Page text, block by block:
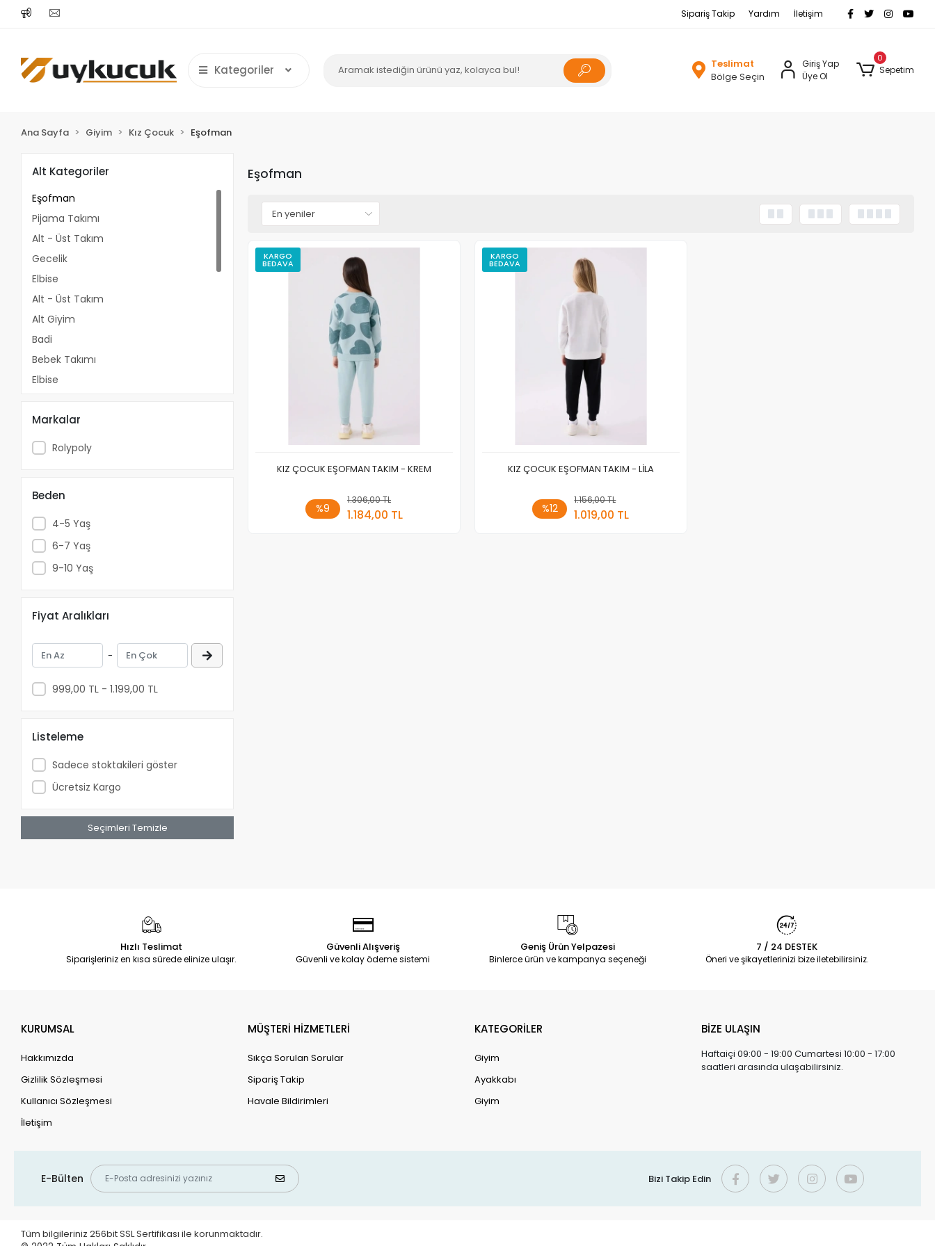
Sipariş Takip Yardım İletişim
Kategoriler
Teslimat
Bölge Seçin
Giriş Yap
Üye Ol
0
Sepetim
Ana Sayfa Giyim Kız Çocuk Eşofman
Alt Kategoriler
Eşofman
Pijama Takımı
Alt - Üst Takım
Gecelik
Elbise
Alt - Üst Takım
Alt Giyim
Badi
Bebek Takımı
Elbise
Eşofman Altı
Eşofman Takımı
Hırka
Pijama
Pijama Takımı
Sweatshirt
Tulum
Markalar
Rolypoly
Beden
4-5 Yaş
6-7 Yaş
9-10 Yaş
Fiyat Aralıkları
-
999,00 TL - 1.199,00 TL
Listeleme
Sadece stoktakileri göster
Ücretsiz Kargo
Seçimleri Temizle
Eşofman
KARGO
BEDAVA
KIZ ÇOCUK EŞOFMAN TAKIM - KREM
%9
1.306,00 TL
1.184,00 TL
Sepete Ekle
KARGO
BEDAVA
KIZ ÇOCUK EŞOFMAN TAKIM - LİLA
%12
1.156,00 TL
1.019,00 TL
Sepete Ekle
Hızlı Teslimat
Siparişleriniz en kısa sürede elinize ulaşır.
Güvenli Alışveriş
Güvenli ve kolay ödeme sistemi
Geniş Ürün Yelpazesi
Binlerce ürün ve kampanya seçeneği
7 / 24 DESTEK
Öneri ve şikayetlerinizi bize iletebilirsiniz.
KURUMSAL
Hakkımızda
Gizlilik Sözleşmesi
Kullanıcı Sözleşmesi
İletişim
MÜŞTERİ HİZMETLERİ
Sıkça Sorulan Sorular
Sipariş Takip
Havale Bildirimleri
KATEGORİLER
Giyim
Ayakkabı
Giyim
BİZE ULAŞIN
Haftaiçi 09:00 - 19:00 Cumartesi 10:00 - 17:00
saatleri arasında ulaşabilirsiniz.
E-Bülten Bizi Takip Edin
Tüm bilgileriniz 256bit SSL Sertifikası ile korunmaktadır.